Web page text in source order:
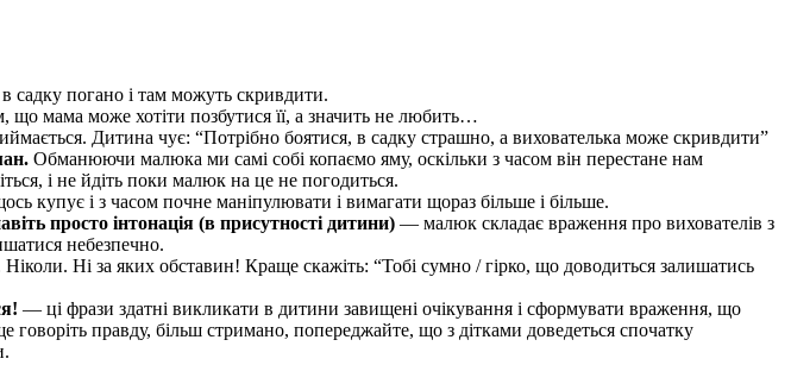
погано і там можуть скривдити.
мама може хотіти позбутися її, а значить не любить…
Дитина чує: “Потрібно боятися, в садку страшно, а вихователька може скривдити”
Обманюючи малюка ми самі собі копаємо яму, оскільки з часом він перестане нам
і не йдіть поки малюк на це не погодиться.
купує і з часом почне маніпулювати і вимагати щораз більше і більше.
просто інтонація (в присутності дитини) — малюк складає враження про вихователів з
небезпечно.
Ні за яких обставин! Краще скажіть: “Тобі сумно / гірко, що доводиться залишатись
— ці фрази здатні викликати в дитини завищені очікування і сформувати враження, що
правду, більш стримано, попереджайте, що з дітками доведеться спочатку